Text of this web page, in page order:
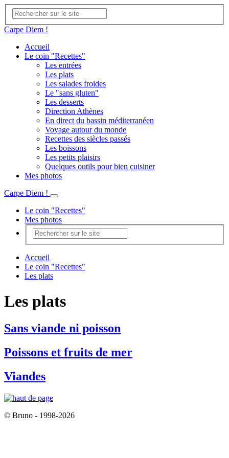
Carpe Diem !
Accueil
Le coin "Recettes"
Les entrées
Les plats
Les salades froides
Le "sans gluten"
Les desserts
Direction Athènes
En direct du bassin méditerranéen
Voyage autour du monde
Recettes des siècles passés
Les boissons
Les petits plaisirs
Quelques outils pour bien cuisiner
Mes photos
Carpe Diem !
Le coin "Recettes"
Mes photos
Accueil
Le coin "Recettes"
Les plats
Les plats
Sans viande ni poisson
Poissons et fruits de mer
Viandes
© Bruno - 1998-2026